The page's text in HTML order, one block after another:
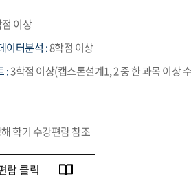
이상
이터분석 :8학점 이상
:3학점 이상(캡스톤설계1, 2 중 한 과목 이상
학기 수강편람 참조
람 클릭